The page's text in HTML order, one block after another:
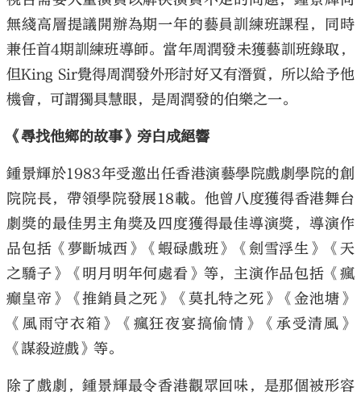
無綫高層提議開辦為期一年的藝員訓練班課程，同時
兼任首4期訓練班導師。當年周潤發未獲藝訓班錄取，
但King Sir覺得周潤發外形討好又有潛質，所以給予他
機會，可謂獨具慧眼，是周潤發的伯樂之一。
《尋找他鄉的故事》旁白成絕響
鍾景輝於1983年受邀出任香港演藝學院戲劇學院的創
院院長，帶領學院發展18載。他曾八度獲得香港舞台
劇獎的最佳男主角獎及四度獲得最佳導演獎，導演作
品包括《夢斷城西》《蝦碌戲班》《劍雪浮生》《天
之驕子》《明月明年何處看》等，主演作品包括《瘋
癲皇帝》《推銷員之死》《莫扎特之死》《金池塘》
《風雨守衣箱》《瘋狂夜宴搞偷情》《承受清風》
《謀殺遊戲》等。
除了戲劇，鍾景輝最令香港觀眾回味，是那個被形容